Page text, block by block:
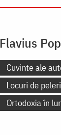
Flavius
Cuvinte ale
Locuri de
Ortodoxia în